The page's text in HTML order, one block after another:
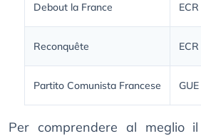
Debout la France ECR
Reconquête ECR
Partito Comunista Francese GUE
Per comprendere al meglio